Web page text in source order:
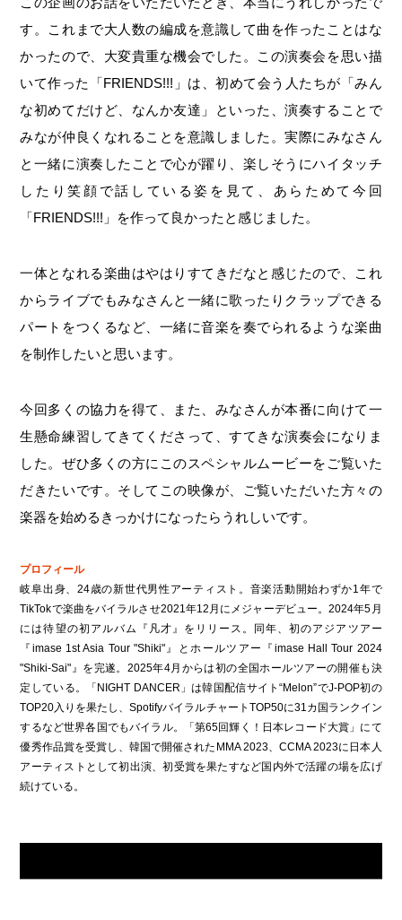
す。これまで大人数の編成を意識して曲を作ったことはな
かったので、大変貴重な機会でした。この演奏会を思い描
いて作った「FRIENDS!!!」は、初めて会う人たちが「みん
な初めてだけど、なんか友達」といった、演奏することで
みなが仲良くなれることを意識しました。実際にみなさん
と一緒に演奏したことで心が躍り、楽しそうにハイタッチ
したり笑顔で話している姿を見て、あらためて今回
「FRIENDS!!!」を作って良かったと感じました。
一体となれる楽曲はやはりすてきだなと感じたので、これ
からライブでもみなさんと一緒に歌ったりクラップできる
パートをつくるなど、一緒に音楽を奏でられるような楽曲
を制作したいと思います。
今回多くの協力を得て、また、みなさんが本番に向けて一
生懸命練習してきてくださって、すてきな演奏会になりま
した。ぜひ多くの方にこのスペシャルムービーをご覧いた
だきたいです。そしてこの映像が、ご覧いただいた方々の
楽器を始めるきっかけになったらうれしいです。
プロフィール
岐阜出身、24歳の新世代男性アーティスト。音楽活動開始わずか1年で
TikTokで楽曲をバイラルさせ2021年12月にメジャーデビュー。2024年5月
には待望の初アルバム『凡才』をリリース。同年、初のアジアツアー
『imase 1st Asia Tour "Shiki"』とホールツアー『imase Hall Tour 2024
"Shiki-Sai"』を完遂。2025年4月からは初の全国ホールツアーの開催も決
定している。「NIGHT DANCER」は韓国配信サイト“Melon”でJ-POP初の
TOP20入りを果たし、SpotifyバイラルチャートTOP50に31カ国ランクイン
するなど世界各国でもバイラル。「第65回輝く！日本レコード大賞」にて
優秀作品賞を受賞し、韓国で開催されたMMA 2023、CCMA 2023に日本人
アーティストとして初出演、初受賞を果たすなど国内外で活躍の場を広げ
続けている。